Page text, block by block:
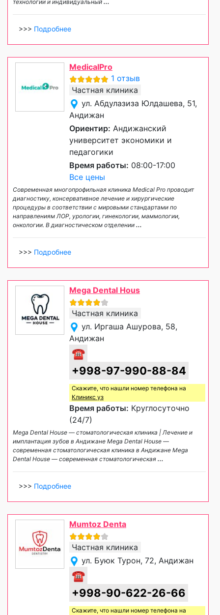
технологии и индивидуальный ...
>>> Подробнее
MedicalPro
1 отзыв
Частная клиника
ул. Абдулазиза Юлдашева, 51,
Андижан
Ориентир: Андижанский
университет экономики и
педагогики
Время работы: 08:00-17:00
Все цены
Современная многопрофильная клиника Medical Pro проводит
диагностику, консервативное лечение и хирургические
процедуры в соответствии с мировыми стандартами по
направлениям ЛОР, урологии, гинекологии, маммологии,
онкологии. В диагностическом отделении ...
>>> Подробнее
Mega Dental Hous
Частная клиника
ул. Иргаша Ашурова, 58,
Андижан
☎
+998-97-990-88-84
Скажите, что нашли номер телефона на
Клиникс уз
Время работы: Круглосуточно
(24/7)
Mega Dental House — стоматологическая клиника | Лечение и
имплантация зубов в Андижане Mega Dental House —
современная стоматологическая клиника в Андижане Mega
Dental House — современная стоматологическая ...
>>> Подробнее
Mumtoz Denta
Частная клиника
ул. Буюк Турон, 72, Андижан
☎
+998-90-622-26-66
Скажите, что нашли номер телефона на